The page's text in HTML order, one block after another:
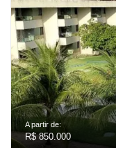
A partir de:
R$ 850.000